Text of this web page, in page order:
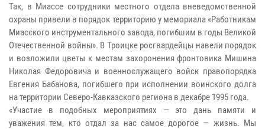
Так, в Миассе сотрудники местного отдела вневедомственной
охраны привели в порядок территорию у мемориала «Работникам
Миасского инструментального завода, погибшим в годы Великой
Отечественной войны». В Троицке росгвардейцы навели порядок
и возложили цветы к местам захоронения фронтовика Мишина
Николая Федоровича и военнослужащего войск правопорядка
Евгения Бабанова, погибшего при исполнении воинского долга
на территории Северо-Кавказского региона в декабре 1995 года.
«Участие в подобных мероприятиях — это дань памяти и
уважения тем, кто отдал за нас самое дорогое — жизнь. Мы